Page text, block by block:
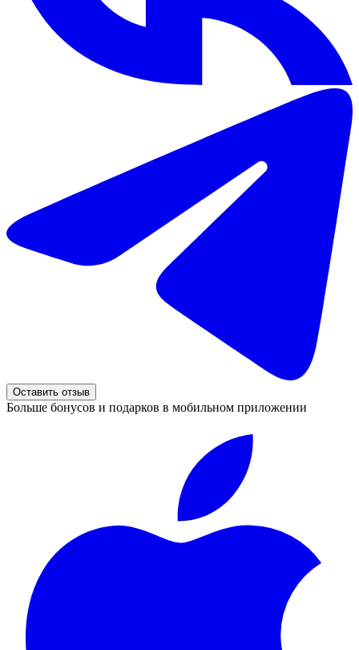
Оставить отзыв
Больше бонусов и подарков в мобильном приложении